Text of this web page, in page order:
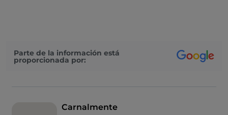
Parte de la información está
proporcionada por:
Carnalmente